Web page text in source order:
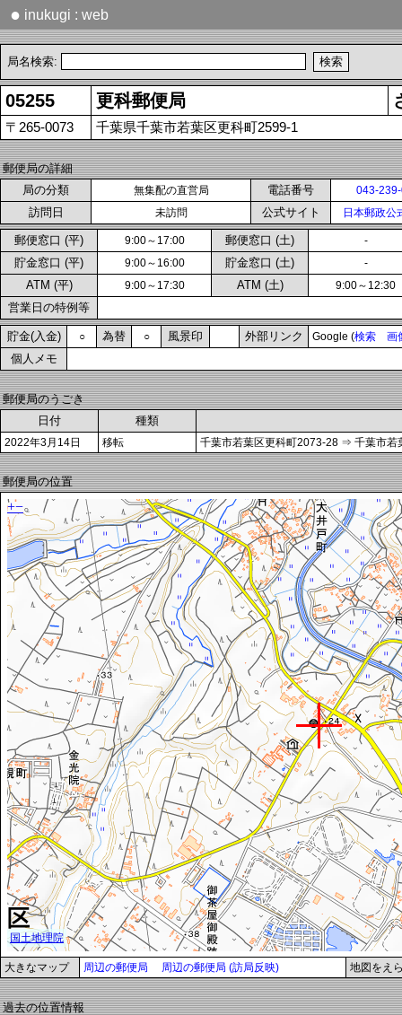
● inukugi : web
局名検索:
05255 更科郵便局
〒265-0073 千葉県千葉市若葉区更科町2599-1
郵便局の詳細
局の分類
無集配の直営局 電話番号 043-
訪問日 未訪問 公式サイト 日本郵政公
郵便窓口 (平) 9:00～17:00 郵便窓口 (土) -
貯金窓口 (平) 9:00～16:00 貯金窓口 (土) -
ATM (平) 9:00～17:30 ATM (土) 9:00～12:30
営業日の特例等
貯金(入金) ○ 為替 ○ 風景印 外部リンク Google (検索 画
個人メモ
郵便局のうごき
日付
種類
2022年3月14日 移転 千葉市若葉区更科町2073-28 ⇒ 千葉市若
郵便局の位置
大きなマップ 周辺の郵便局 周辺の郵便局 (訪局反映) 地図をえ
過去の位置情報